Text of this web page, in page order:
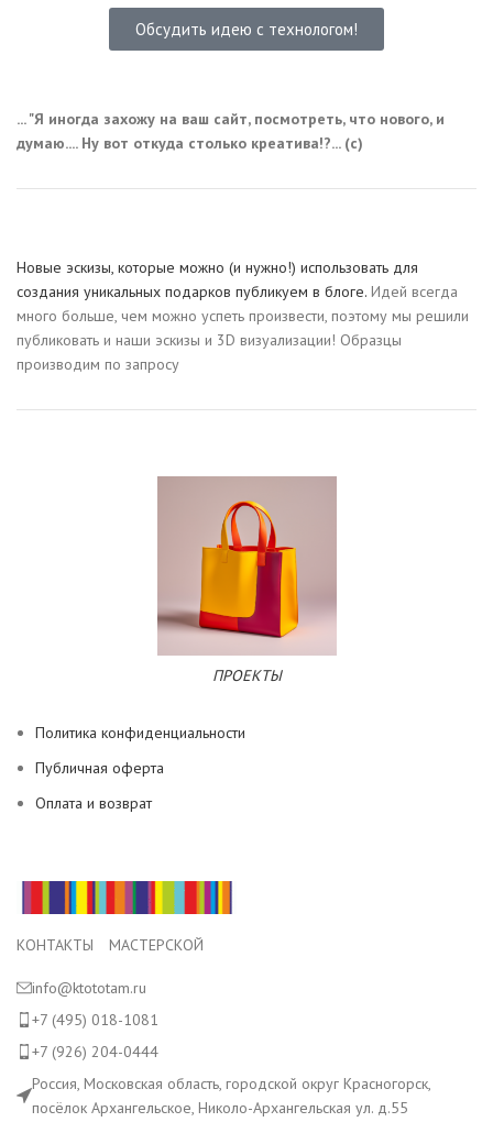
Обсудить идею с технологом!
... "Я иногда захожу на ваш сайт, посмотреть, что нового, и
думаю.... Ну вот откуда столько креатива!?... (с)
Новые эскизы, которые можно (и нужно!) использовать для
создания уникальных подарков публикуем в блоге. Идей всегда
много больше, чем можно успеть произвести, поэтому мы решили
публиковать и наши эскизы и 3D визуализации! Образцы
производим по запросу
ПРОЕКТЫ
Политика конфиденциальности
Публичная оферта
Оплата и возврат
КОНТАКТЫ МАСТЕРСКОЙ
info@ktototam.ru
+7 (495) 018-1081
+7 (926) 204-0444
Россия, Московская область, городской округ Красногорск,
посёлок Архангельское, Николо-Архангельская ул. д.55